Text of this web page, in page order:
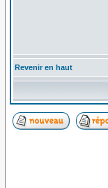
Revenir en haut